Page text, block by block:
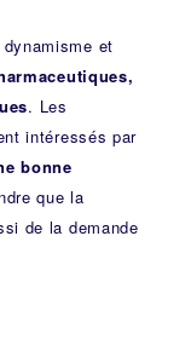
et
. Les
intéressés par
bonne
que la
de la demande